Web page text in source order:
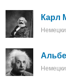
Карл